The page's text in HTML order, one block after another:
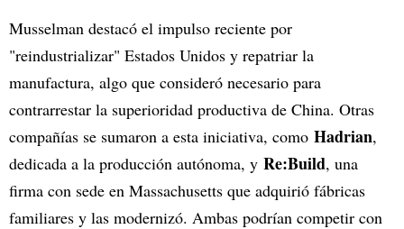
Musselman destacó el impulso reciente por
"reindustrializar" Estados Unidos y repatriar la
manufactura, algo que consideró necesario para
contrarrestar la superioridad productiva de China. Otras
compañías se sumaron a esta iniciativa, como Hadrian,
dedicada a la producción autónoma, y Re:Build, una
firma con sede en Massachusetts que adquirió fábricas
familiares y las modernizó. Ambas podrían competir con